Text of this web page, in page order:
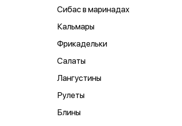
Сибас в маринадах
Кальмары
Фрикадельки
Салаты
Лангустины
Рулеты
Блины